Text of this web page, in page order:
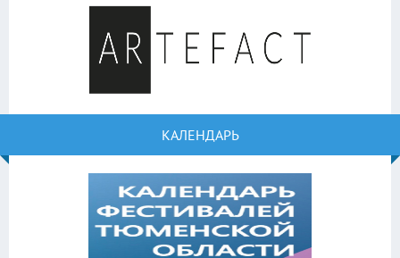
КАЛЕНДАРЬ